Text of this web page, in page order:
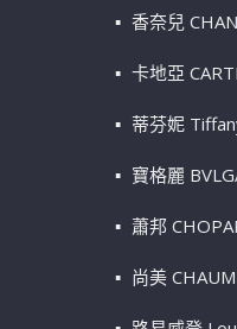
香奈兒
卡地亞
蒂芬妮
寶格麗
蕭邦
尚美